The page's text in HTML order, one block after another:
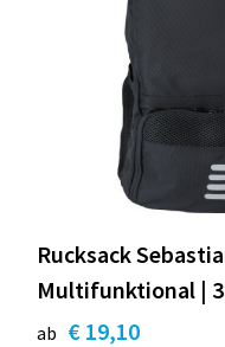
Rucksack
Multifunktional |
ab € 19,10